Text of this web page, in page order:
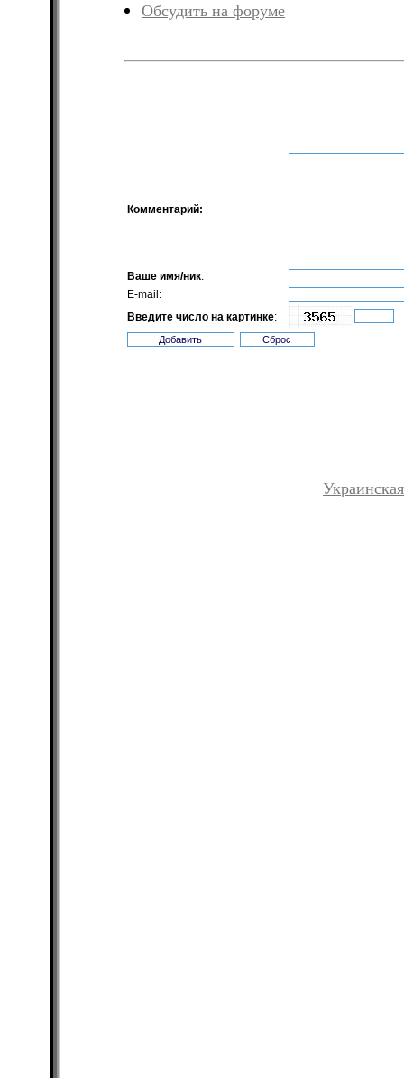
Обсудить на форуме
Комментарий:
Ваше имя/ник:
E-mail:
Введите число на картинке: